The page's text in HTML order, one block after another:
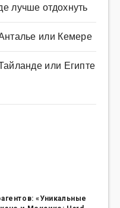
лучше отдохнуть
или Кемере
или Египте
«Уникальные